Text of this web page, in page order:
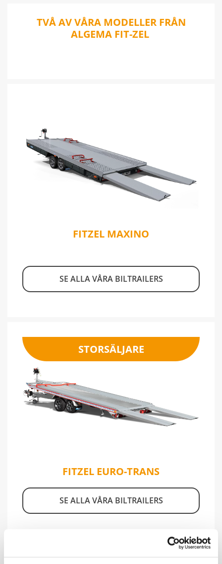
TVÅ AV VÅRA MODELLER FRÅN
ALGEMA FIT-ZEL
FITZEL MAXINO
SE ALLA VÅRA BILTRAILERS
STORSÄLJARE
FITZEL EURO-TRANS
SE ALLA VÅRA BILTRAILERS